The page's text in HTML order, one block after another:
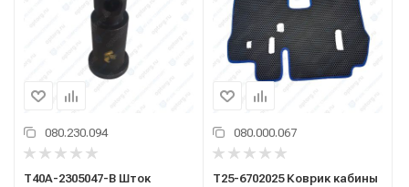
080.230.094
Т40А-2305047-В Шток
080.000.067
Т25-6702025 Коврик кабины